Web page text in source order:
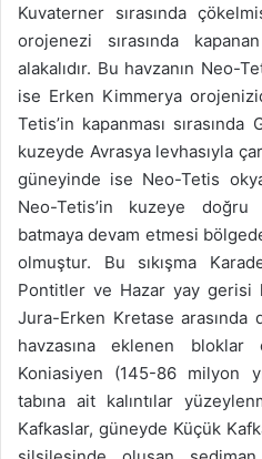
Kuvaterner sırasında
orojenezi sırasında
alakalıdır. Bu havzanın Neo-
ise Erken Kimmerya
Tetis’in kapanması sırasında
kuzeyde Avrasya levhasıyla
güneyinde ise Neo-Tetis
Neo-Tetis’in kuzeye doğru
batmaya devam etmesi
olmuştur. Bu sıkışma
Pontitler ve Hazar yay gerisi
Jura-Erken Kretase arasında
havzasına eklenen
Koniasiyen (145-86 milyon
tabına ait kalıntılar
Kafkaslar, güneyde Küçük